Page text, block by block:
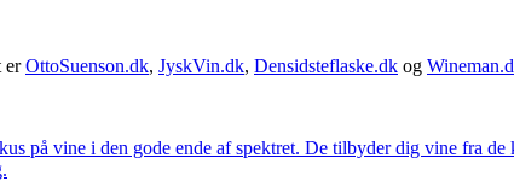
erOttoSuenson.dk, JyskVin.dk, Densidsteflaske.dk og
på vine i den gode ende af spektret. De tilbyder dig vine fra